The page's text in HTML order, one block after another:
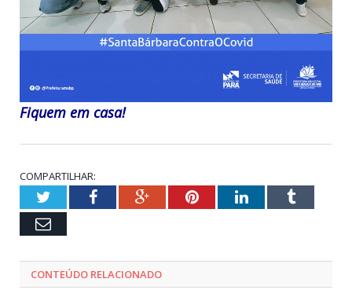
Fiquem em casa!
COMPARTILHAR:
TwitterFacebookGoogle+PinterestLinkedInTumblr
Email
CONTEÚDO RELACIONADO